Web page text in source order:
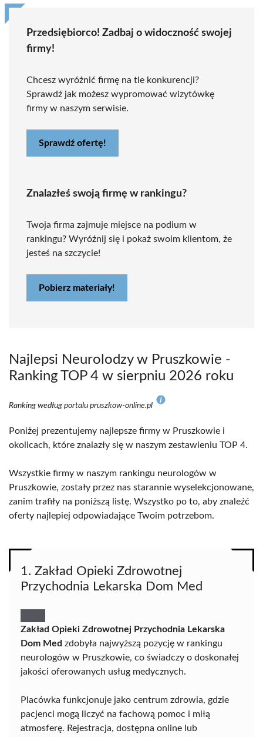
Przedsiębiorco! Zadbaj o widoczność swojej
firmy!
Chcesz wyróżnić firmę na tle konkurencji?
Sprawdź jak możesz wypromować wizytówkę
firmy w naszym serwisie.
Sprawdź ofertę!
Znalazłeś swoją firmę w rankingu?
Twoja firma zajmuje miejsce na podium w
rankingu? Wyróżnij się i pokaż swoim klientom, że
jesteś na szczycie!
Pobierz materiały!
Najlepsi Neurolodzy w Pruszkowie -
Ranking TOP 4 w sierpniu 2026 roku
Ranking według portalu pruszkow-online.pl
Poniżej prezentujemy najlepsze firmy w Pruszkowie i
okolicach, które znalazły się w naszym zestawieniu TOP 4.
Wszystkie firmy w naszym rankingu neurologów w
Pruszkowie, zostały przez nas starannie wyselekcjonowane,
zanim trafiły na poniższą listę. Wszystko po to, aby znaleźć
oferty najlepiej odpowiadające Twoim potrzebom.
1. Zakład Opieki Zdrowotnej
Przychodnia Lekarska Dom Med
Zakład Opieki Zdrowotnej Przychodnia Lekarska
Dom Med zdobyła najwyższą pozycję w rankingu
neurologów w Pruszkowie, co świadczy o doskonałej
jakości oferowanych usług medycznych.
Placówka funkcjonuje jako centrum zdrowia, gdzie
pacjenci mogą liczyć na fachową pomoc i miłą
atmosferę. Rejestracja, dostępna online lub